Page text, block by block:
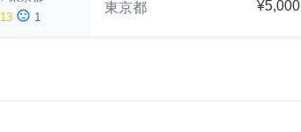
13 sentiment_dissatisfied 1
東京都
¥5,000